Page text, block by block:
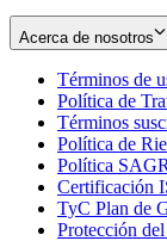
Acerca de nosotros
Términos de
Política de
Términos
Política de
Política
Certificación
TyC Plan de
Protección